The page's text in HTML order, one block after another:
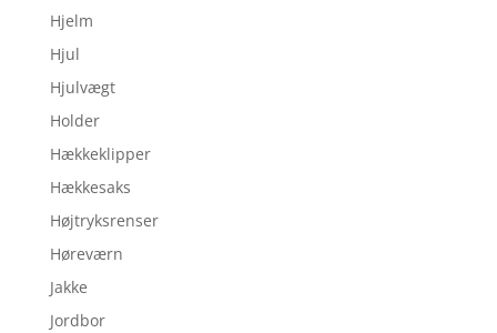
Hjelm
Hjul
Hjulvægt
Holder
Hækkeklipper
Hækkesaks
Højtryksrenser
Høreværn
Jakke
Jordbor